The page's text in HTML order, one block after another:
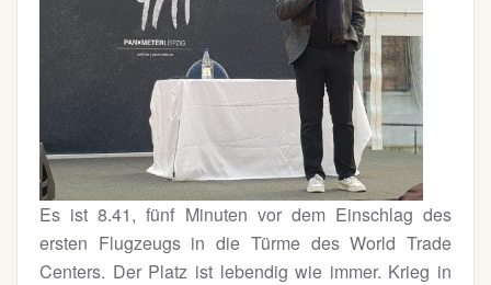
Es ist 8.41, fünf Minuten vor dem Einschlag des
ersten Flugzeugs in die Türme des World Trade
Centers. Der Platz ist lebendig wie immer. Krieg in